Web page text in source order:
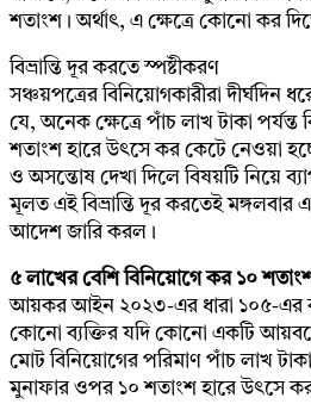
শতাংশ। অর্থাৎ, এ ক্ষেত্রে কোনো কর
বিভ্রান্তি দূর করতে স্পষ্টীকরণ
সঞ্চয়পত্রের বিনিয়োগকারীরা
যে, অনেক ক্ষেত্রে পাঁচ লাখ টাকা
শতাংশ হারে উৎসে কর কেটে নেওয়া
ও অসন্তোষ দেখা দিলে বিষয়টি নিয়ে
মূলত এই বিভ্রান্তি দূর করতেই মঙ্গলবার
আদেশ জারি করল।
৫ লাখের বেশি বিনিয়োগে কর ১০
আয়কর আইন ২০২৩-এর ধারা ১০৫-এর
কোনো ব্যক্তির যদি কোনো একটি
মোট বিনিয়োগের পরিমাণ পাঁচ লাখ
মুনাফার ওপর ১০ শতাংশ হারে উৎসে